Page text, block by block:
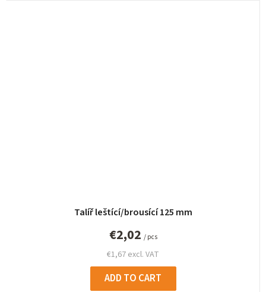
Talíř leštící/brousící 125 mm
€1,67 excl. VAT
€2,02 / pcs
ADD TO CART